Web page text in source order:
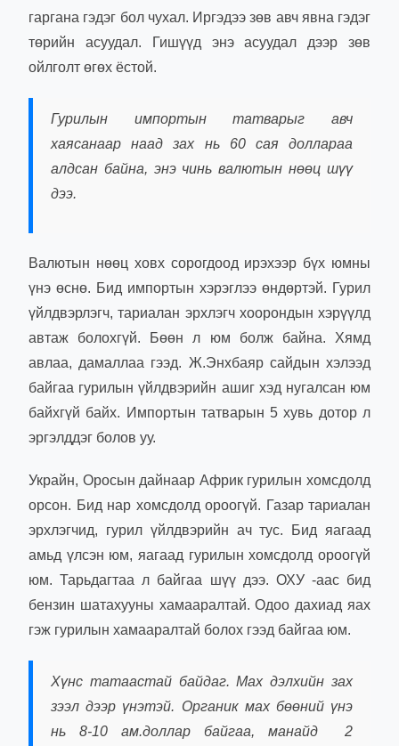
гаргана гэдэг бол чухал. Иргэдээ зөв авч явна гэдэг
төрийн асуудал. Гишүүд энэ асуудал дээр зөв
ойлголт өгөх ёстой.
Гурилын импортын татварыг авч
хаясанаар наад зах нь 60 сая доллараа
алдсан байна, энэ чинь валютын нөөц шүү
дээ.
Валютын нөөц ховх сорогдоод ирэхээр бүх юмны
үнэ өснө. Бид импортын хэрэглээ өндөртэй. Гурил
үйлдвэрлэгч, тариалан эрхлэгч хоорондын хэрүүлд
автаж болохгүй. Бөөн л юм болж байна. Хямд
авлаа, дамаллаа гээд. Ж.Энхбаяр сайдын хэлээд
байгаа гурилын үйлдвэрийн ашиг хэд нугалсан юм
байхгүй байх. Импортын татварын 5 хувь дотор л
эргэлддэг болов уу.
Украйн, Оросын дайнаар Африк гурилын хомсдолд
орсон. Бид нар хомсдолд ороогүй. Газар тариалан
эрхлэгчид, гурил үйлдвэрийн ач тус. Бид яагаад
амьд үлсэн юм, яагаад гурилын хомсдолд ороогүй
юм. Тарьдагтаа л байгаа шүү дээ. ОХУ -аас бид
бензин шатахууны хамааралтай. Одоо дахиад яах
гэж гурилын хамааралтай болох гээд байгаа юм.
Хүнс татаастай байдаг. Мах дэлхийн зах
зээл дээр үнэтэй. Органик мах бөөний үнэ
нь 8-10 ам.доллар байгаа, манайд 2